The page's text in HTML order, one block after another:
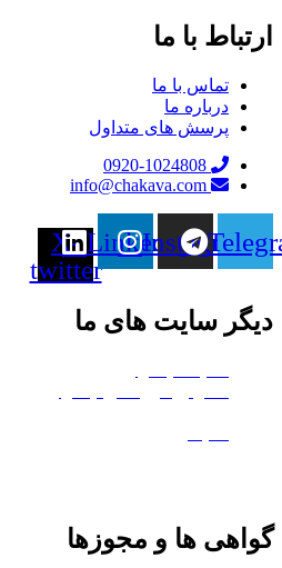
ارتباط با ما
تماس با ما
درباره ما
پرسش های متداول
0920-1024808
info@chakava.com
Instagram
Linkedin
X-
twitter
دیگر سایت های ما
گواهی ها و مجوزها